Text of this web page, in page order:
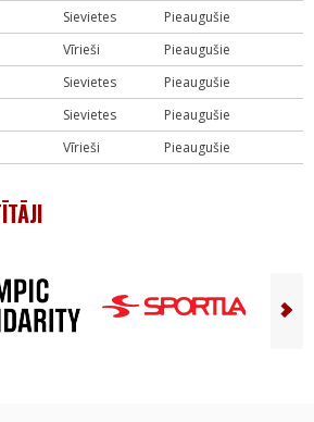
Sievietes
Pieaugušie
Vīrieši
Pieaugušie
Sievietes
Pieaugušie
Sievietes
Pieaugušie
Vīrieši Pieaugušie